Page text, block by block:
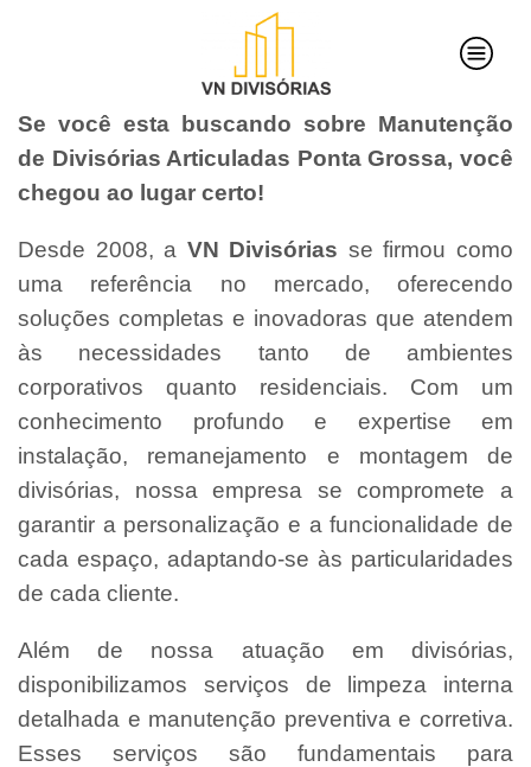
Se você esta buscando sobre Manutenção
de Divisórias Articuladas Ponta Grossa, você
chegou ao lugar certo!
Desde 2008, a VN Divisórias se firmou como
uma referência no mercado, oferecendo
soluções completas e inovadoras que atendem
às necessidades tanto de ambientes
corporativos quanto residenciais. Com um
conhecimento profundo e expertise em
instalação, remanejamento e montagem de
divisórias, nossa empresa se compromete a
garantir a personalização e a funcionalidade de
cada espaço, adaptando-se às particularidades
de cada cliente.
Além de nossa atuação em divisórias,
disponibilizamos serviços de limpeza interna
detalhada e manutenção preventiva e corretiva.
Esses serviços são fundamentais para